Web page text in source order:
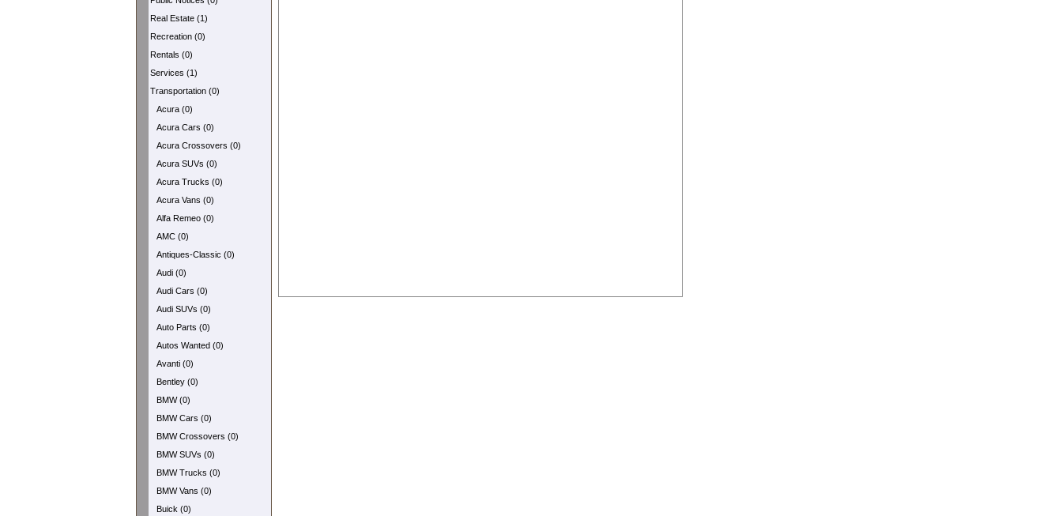
Real Estate (1)
Recreation (0)
Rentals (0)
Services (1)
Transportation (0)
Acura (0)
Acura Cars (0)
Acura Crossovers (0)
Acura SUVs (0)
Acura Trucks (0)
Acura Vans (0)
Alfa Remeo (0)
AMC (0)
Antiques-Classic (0)
Audi (0)
Audi Cars (0)
Audi SUVs (0)
Auto Parts (0)
Autos Wanted (0)
Avanti (0)
Bentley (0)
BMW (0)
BMW Cars (0)
BMW Crossovers (0)
BMW SUVs (0)
BMW Trucks (0)
BMW Vans (0)
Buick (0)